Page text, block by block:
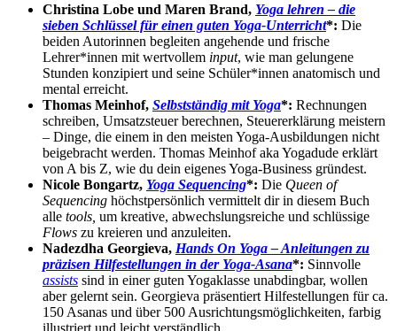
Christina Lobe und Maren Brand, Yoga lehren – die
sieben Schlüssel für einen guten Yoga-Unterricht*: Die
beiden Autorinnen begleiten angehende und frische
Lehrer*innen mit wertvollem input, wie man gelungene
Stunden konzipiert und seine Schüler*innen anatomisch und
mental erreicht.
Thomas Meinhof, Selbstständig mit Yoga*: Rechnungen
schreiben, Umsatzsteuer berechnen, Steuererklärung meistern
– Dinge, die einem in den meisten Yoga-Ausbildungen nicht
beigebracht werden. Thomas Meinhof aka Yogadude erklärt
von A bis Z, wie du dein eigenes Yoga-Business gründest.
Nicole Bongartz, Yoga Sequencing*: Die Queen of
Sequencing höchstpersönlich vermittelt dir in diesem Buch
alle tools, um kreative, abwechslungsreiche und schlüssige
Flows zu kreieren und anzuleiten.
Nadezdha Georgieva, Hands On Yoga – Anleitungen zu
präzisen Hilfestellungen in der Yoga-Asana*: Sinnvolle
assists sind in einer guten Yogaklasse unabdingbar, wollen
aber gelernt sein. Georgieva präsentiert Hilfestellungen für ca.
150 Asanas und über 500 Ausrichtungsmöglichkeiten, farbig
illustriert und leicht verständlich.